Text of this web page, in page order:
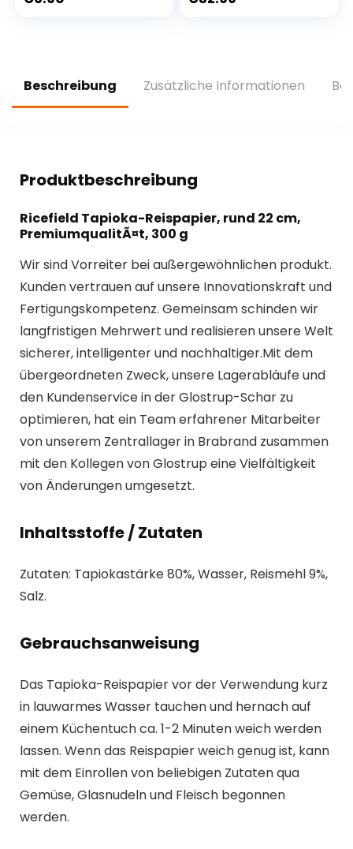
Beschreibung Zusätzliche Informationen
Produktbeschreibung
Ricefield Tapioka-Reispapier, rund 22 cm,
PremiumqualitÃ¤t, 300 g
Wir sind Vorreiter bei außergewöhnlichen produkt.
Kunden vertrauen auf unsere Innovationskraft und
Fertigungskompetenz. Gemeinsam schinden wir
langfristigen Mehrwert und realisieren unsere Welt
sicherer, intelligenter und nachhaltiger.Mit dem
übergeordneten Zweck, unsere Lagerabläufe und
den Kundenservice in der Glostrup-Schar zu
optimieren, hat ein Team erfahrener Mitarbeiter
von unserem Zentrallager in Brabrand zusammen
mit den Kollegen von Glostrup eine Vielfältigkeit
von Änderungen umgesetzt.
Inhaltsstoffe / Zutaten
Zutaten: Tapiokastärke 80%, Wasser, Reismehl 9%,
Salz.
Gebrauchsanweisung
Das Tapioka-Reispapier vor der Verwendung kurz
in lauwarmes Wasser tauchen und hernach auf
einem Küchentuch ca. 1-2 Minuten weich werden
lassen. Wenn das Reispapier weich genug ist, kann
mit dem Einrollen von beliebigen Zutaten qua
Gemüse, Glasnudeln und Fleisch begonnen
werden.